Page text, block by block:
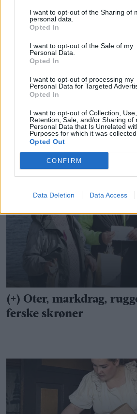
I want to opt-out of the Sharing of
personal data.
Opted In
I want to opt-out of the Sale of my
Personal Data.
Opted In
I want to opt-out of processing my
Personal Data for Targeted
Opted In
I want to opt-out of Collection, Use,
Retention, Sale, and/or Sharing of
Personal Data that Is Unrelated
Purposes for which it was collected.
Opted Out
CONFIRM
Data Deletion Data Access